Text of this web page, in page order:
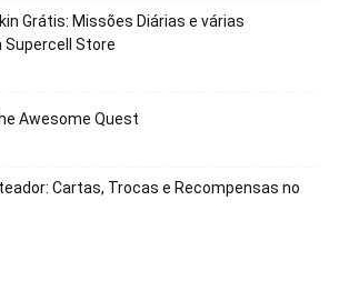
Grátis: Missões Diárias e várias
Supercell Store
Awesome Quest
Cartas, Trocas e Recompensas no